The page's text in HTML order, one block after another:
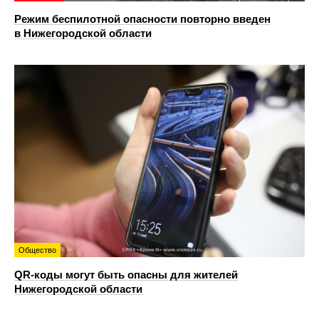
Режим беспилотной опасности повторно введен
в Нижегородской области
Общество
QR-коды могут быть опасны для жителей
Нижегородской области